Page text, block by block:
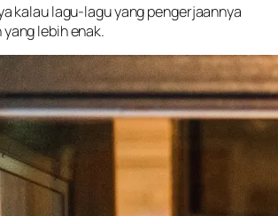
kalau lagu-lagu yang pengerjaannya
lebih enak.